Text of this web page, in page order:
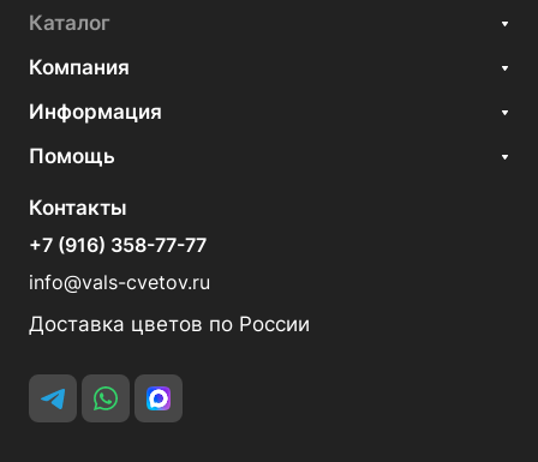
Каталог
Компания
Информация
Помощь
Контакты
+7 (916) 358-77-77
info@vals-cvetov.ru
Доставка цветов по России